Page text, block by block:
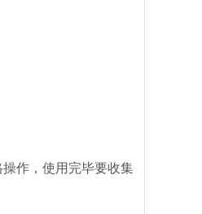
作，使用完毕要收集